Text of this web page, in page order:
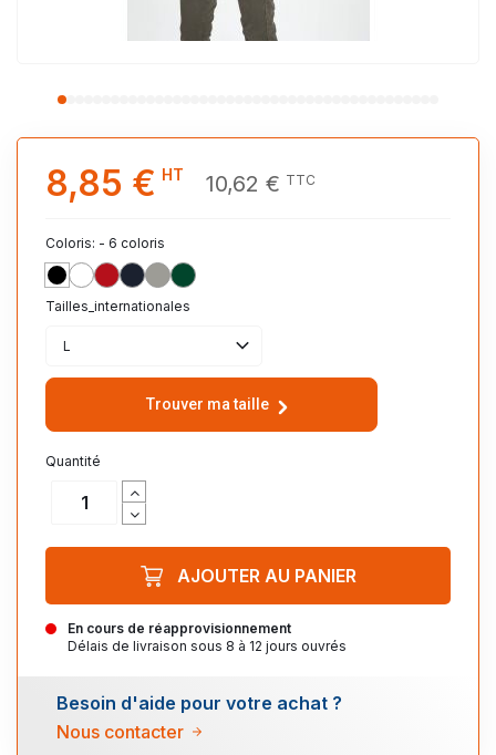
8,85 € HT 10,62 € TTC
Coloris: - 6 coloris
NOIR_PROFOND_309
BLANC_102
ROUGE_145
FRENCH_MARINE_319
GRIS_CHINE_350
VERT_BOUTEILLE_264
Tailles_internationales
L
Trouver ma taille
Quantité
En cours de réapprovisionnement
Délais de livraison sous 8 à 12 jours ouvrés
AJOUTER AU PANIER
Besoin d'aide pour votre achat ?
Nous contacter